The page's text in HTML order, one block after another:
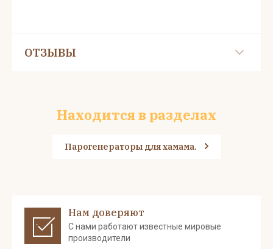
ОТЗЫВЫ
Находится в разделах
Парогенераторы для хамама.
Нам доверяют
С нами работают известные мировые
производители